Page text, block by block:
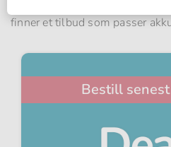
finner et tilbud som passer
Bestill